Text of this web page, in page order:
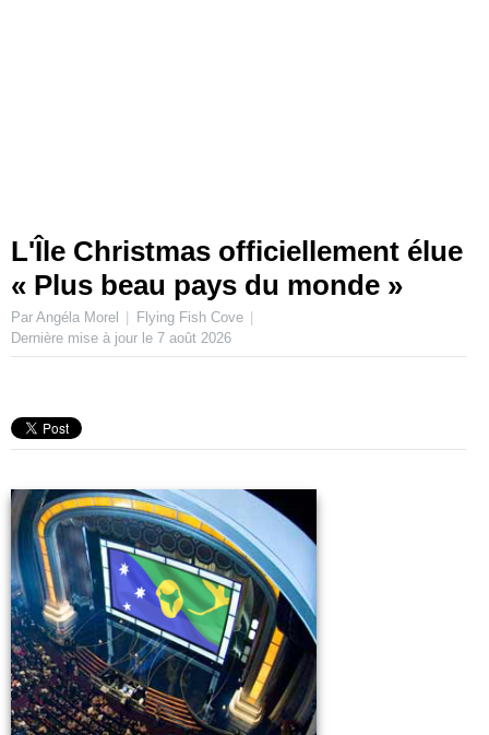
L'Île Christmas officiellement élue
« Plus beau pays du monde »
Par Angéla Morel
Flying Fish Cove
Dernière mise à jour le 7 août 2026